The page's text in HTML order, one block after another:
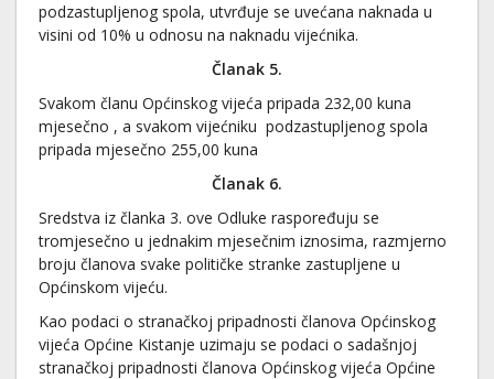
podzastupljenog spola, utvrđuje se uvećana naknada u
visini od 10% u odnosu na naknadu vijećnika.
Članak 5.
Svakom članu Općinskog vijeća pripada 232,00 kuna
mjesečno , a svakom vijećniku podzastupljenog spola
pripada mjesečno 255,00 kuna
Članak 6.
Sredstva iz članka 3. ove Odluke raspoređuju se
tromjesečno u jednakim mjesečnim iznosima, razmjerno
broju članova svake političke stranke zastupljene u
Općinskom vijeću.
Kao podaci o stranačkoj pripadnosti članova Općinskog
vijeća Općine Kistanje uzimaju se podaci o sadašnjoj
stranačkoj pripadnosti članova Općinskog vijeća Općine